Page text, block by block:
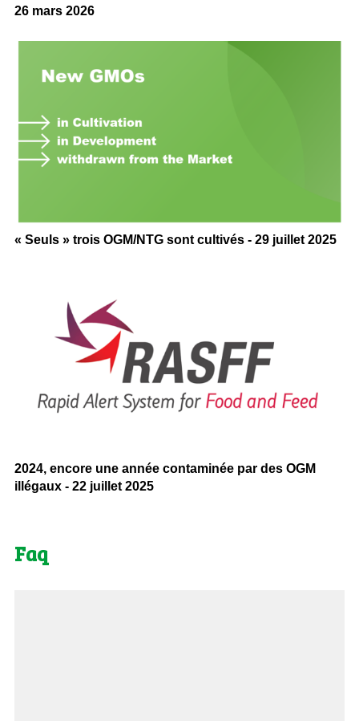
26 mars 2026
« Seuls » trois OGM/NTG sont cultivés - 29 juillet 2025
2024, encore une année contaminée par des OGM
illégaux - 22 juillet 2025
Faq